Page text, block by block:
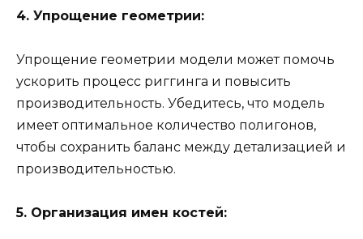
4. Упрощение геометрии:
Упрощение геометрии модели может помочь
ускорить процесс риггинга и повысить
производительность. Убедитесь, что модель
имеет оптимальное количество полигонов,
чтобы сохранить баланс между детализацией и
производительностью.
5. Организация имен костей: